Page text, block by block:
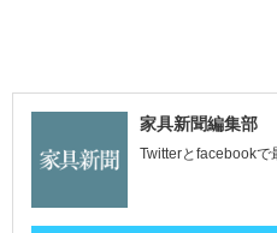
家具新聞編集部
Twitterとfacebookで